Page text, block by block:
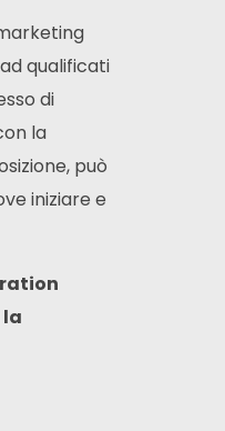
qualificati
di
la
può
iniziare e